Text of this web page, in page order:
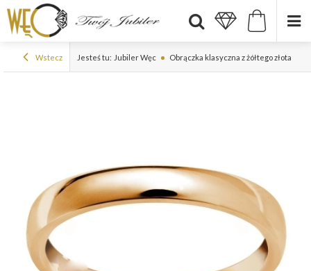
Wstecz Jesteś tu: Jubiler Węc Obrączka klasyczna z żółtego złota